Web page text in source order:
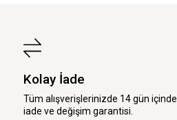
Kolay İade
Tüm alışverişlerinizde 14 gün içinde
iade ve değişim garantisi.